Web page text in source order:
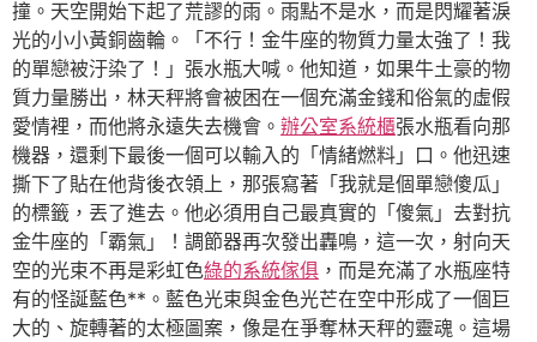
撞。天空開始下起了荒謬的雨。雨點不是水，而是閃耀著淚
光的小小黃銅齒輪。「不行！金牛座的物質力量太強了！我
的單戀被汙染了！」張水瓶大喊。他知道，如果牛土豪的物
質力量勝出，林天秤將會被困在一個充滿金錢和俗氣的虛假
愛情裡，而他將永遠失去機會。 辦公室系統櫃張水瓶看向那
機器，還剩下最後一個可以輸入的「情緒燃料」口。他迅速
撕下了貼在他背後衣領上，那張寫著「我就是個單戀傻瓜」
的標籤，丟了進去。他必須用自己最真實的「傻氣」去對抗
金牛座的「霸氣」！調節器再次發出轟鳴，這一次，射向天
空的光束不再是彩虹色綠的系統傢俱 ，而是充滿了水瓶座特
有的怪誕藍色**。藍色光束與金色光芒在空中形成了一個巨
大的、旋轉著的太極圖案，像是在爭奪林天秤的靈魂。這場